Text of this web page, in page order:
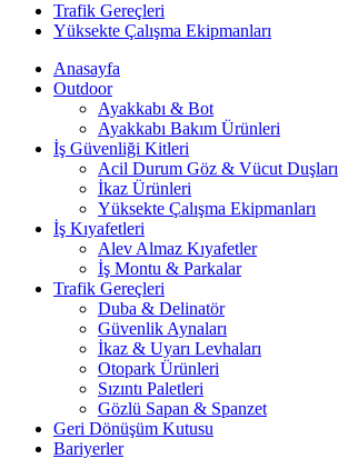
Trafik Gereçleri
Yüksekte Çalışma Ekipmanları
Anasayfa
Outdoor
Ayakkabı & Bot
Ayakkabı Bakım Ürünleri
İş Güvenliği Kitleri
Acil Durum Göz & Vücut Duşları
İkaz Ürünleri
Yüksekte Çalışma Ekipmanları
İş Kıyafetleri
Alev Almaz Kıyafetler
İş Montu & Parkalar
Trafik Gereçleri
Duba & Delinatör
Güvenlik Aynaları
İkaz & Uyarı Levhaları
Otopark Ürünleri
Sızıntı Paletleri
Gözlü Sapan & Spanzet
Geri Dönüşüm Kutusu
Bariyerler